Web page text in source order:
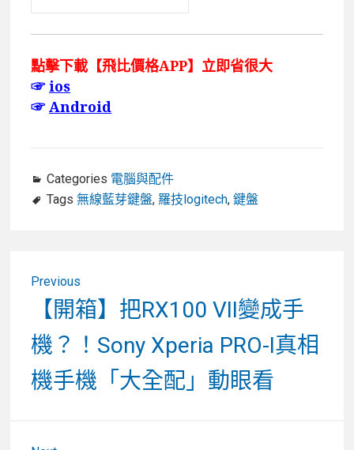
點擊下載【飛比價格APP】立即省很大
☞ios
☞Android
Categories 電腦與配件
Tags 無線藍芽鍵盤, 羅技logitech, 鍵盤
Previous
Previous
post:
【開箱】把RX100 VII變成手
機？！Sony Xperia PRO-I真相
機手機「大全配」動眼看